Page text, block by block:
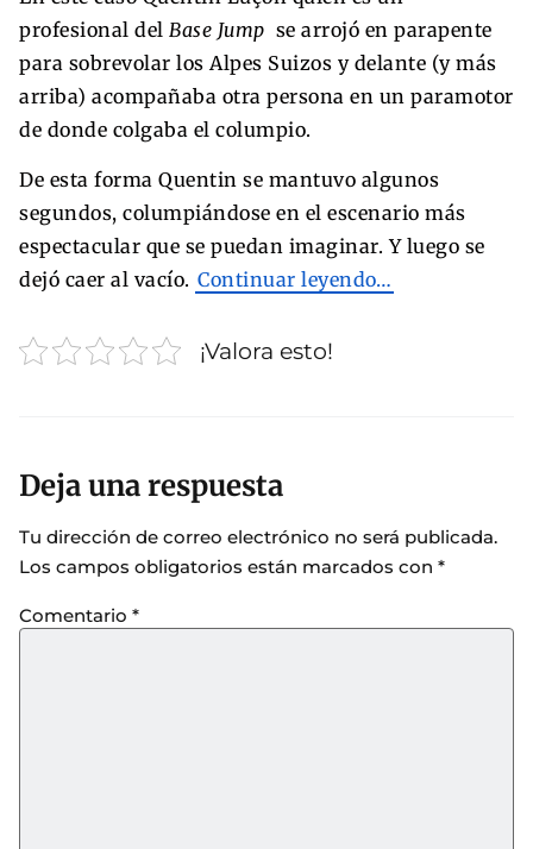
profesional del Base Jump se arrojó en parapente
para sobrevolar los Alpes Suizos y delante (y más
arriba) acompañaba otra persona en un paramotor
de donde colgaba el columpio.
De esta forma Quentin se mantuvo algunos
segundos, columpiándose en el escenario más
espectacular que se puedan imaginar. Y luego se
dejó caer al vacío. Continuar leyendo…
¡Valora esto!
Deja una respuesta
Tu dirección de correo electrónico no será publicada.
Los campos obligatorios están marcados con *
Comentario *